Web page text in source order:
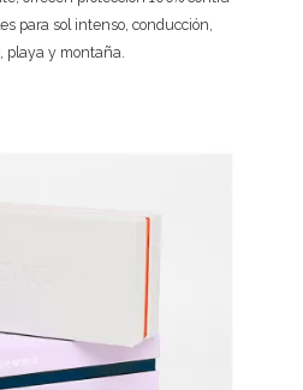
para sol intenso, conducción,
playa y montaña.